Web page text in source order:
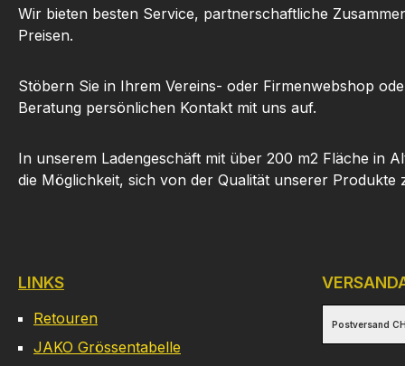
Wir bieten besten Service, partnerschaftliche
Preisen.
Stöbern Sie in Ihrem Vereins- oder Firmenwebshop
Beratung persönlichen Kontakt mit uns auf.
In unserem Ladengeschäft mit über 200 m2 Fläche in
die Möglichkeit, sich von der Qualität unserer Produkte
LINKS
Retouren
JAKO Grössentabelle
Postversand